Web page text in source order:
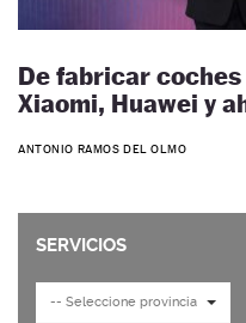
De fabricar
Xiaomi, Huawei y
ANTONIO RAMOS DEL OLMO